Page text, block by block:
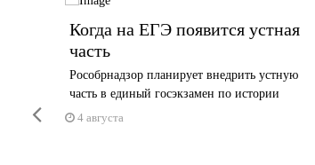
Когда на ЕГЭ появится устная
часть
Рособрнадзор планирует внедрить устную
часть в единый госэкзамен по истории
4 августа